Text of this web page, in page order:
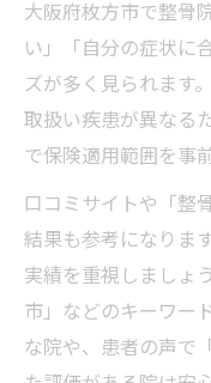
大阪府枚方市で整骨
い」「自分の症状に
ズが多く見られます
取扱い疾患が異なる
で保険適用範囲を事
口コミサイトや「整
結果も参考になりま
実績を重視しましょ
市」などのキーワー
な院や、患者の声で